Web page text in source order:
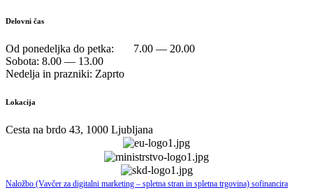
Delovni čas
Od ponedeljka do petka: 7.00 — 20.00
Sobota: 8.00 — 13.00
Nedelja in prazniki: Zaprto
Lokacija
Cesta na brdo 43, 1000 Ljubljana
Naložbo (Vavčer za digitalni marketing – spletna stran in spletna trgovina) sofinancira